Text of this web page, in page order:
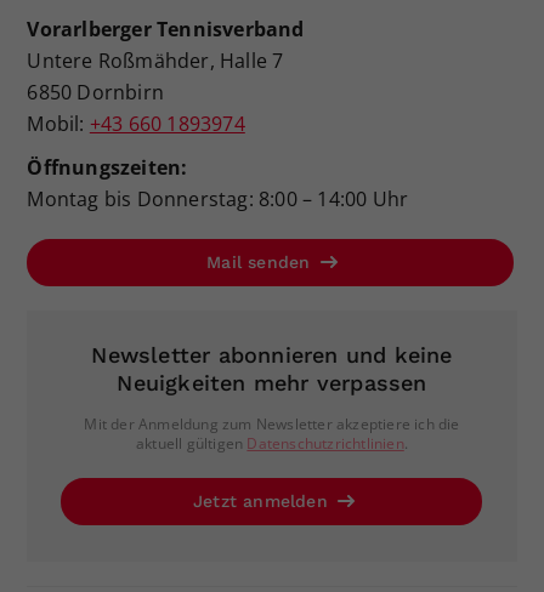
Vorarlberger Tennisverband
Untere Roßmähder, Halle 7
6850 Dornbirn
Mobil: +43 660 1893974
Öffnungszeiten:
Montag bis Donnerstag: 8:00 – 14:00 Uhr
Mail senden
Newsletter abonnieren und keine
Neuigkeiten mehr verpassen
Mit der Anmeldung zum Newsletter akzeptiere ich die
aktuell gültigen Datenschutzrichtlinien.
Jetzt anmelden